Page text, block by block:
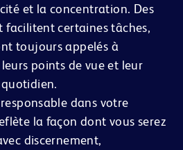
et la concentration. Des
facilitent certaines tâches,
toujours appelés à
points de vue et leur
dans votre
la façon dont vous serez
discernement,